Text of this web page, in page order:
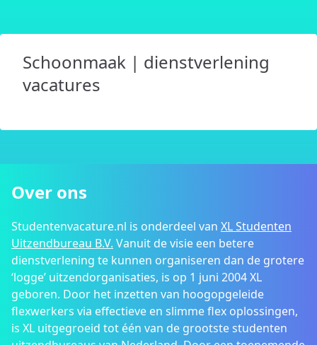
Schoonmaak | dienstverlening
vacatures
Over ons
Studentenvacature.nl is onderdeel van XL Studenten
Uitzendbureau B.V. Vanuit de visie een betere
dienstverlening te kunnen organiseren dan de grotere
‘logge’ uitzendorganisaties, is op 1 juni 2004 XL
geboren. Door het inzetten van hoogopgeleide
flexwerkers via effectieve en slimme flex oplossingen,
is XL uitgegroeid tot één van de grootste studenten